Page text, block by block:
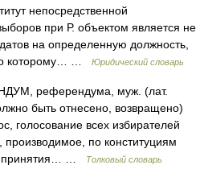
непосредственной
при Р. объектом является не
на определенную должность,
которому… …
Юридический словарь
референдума, муж. (лат.
быть отнесено, возвращено)
голосование всех избирателей
по конституциям
принятия… …
Толковый словарь